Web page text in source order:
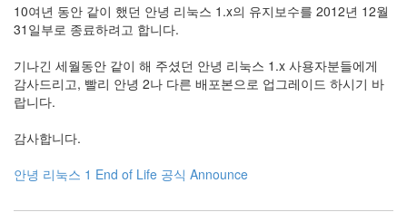
10여년 동안 같이 했던 안녕 리눅스 1.x의 유지보수를 2012년 12월
31일부로 종료하려고 합니다.
기나긴 세월동안 같이 해 주셨던 안녕 리눅스 1.x 사용자분들에게
감사드리고, 빨리 안녕 2나 다른 배포본으로 업그레이드 하시기 바
랍니다.
감사합니다.
안녕 리눅스 1 End of Life 공식 Announce